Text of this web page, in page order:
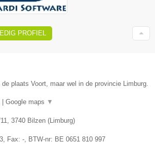
PROFIEL
plaats Voort, maar wel in de provincie Limburg.
Google maps ▼
, 3740 Bilzen (Limburg)
, Fax: -, BTW-nr: BE 0651 810 997